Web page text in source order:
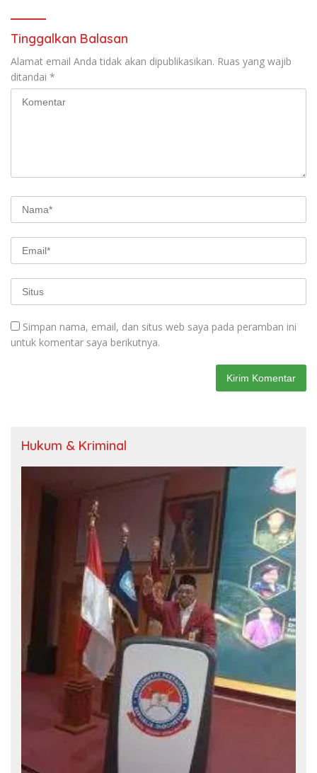
Tinggalkan Balasan
Alamat email Anda tidak akan dipublikasikan. Ruas yang wajib
ditandai *
Simpan nama, email, dan situs web saya pada peramban ini
untuk komentar saya berikutnya.
Hukum & Kriminal